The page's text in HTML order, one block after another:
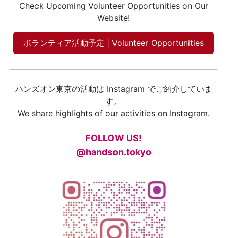
Check Upcoming Volunteer Opportunities on Our
Website!
ボランティア活動予定 | Volunteer Opportunities
ハンズオン東京の活動は Instagram でご紹介していま
す。
We share highlights of our activities on Instagram.
FOLLOW US!
@handson.tokyo